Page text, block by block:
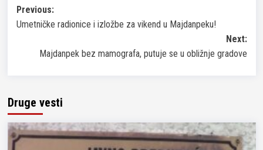
Post
navigation
Previous:
Umetničke radionice i izložbe za vikend u Majdanpeku!
Next:
Majdanpek bez mamografa, putuje se u obližnje gradove
Druge vesti